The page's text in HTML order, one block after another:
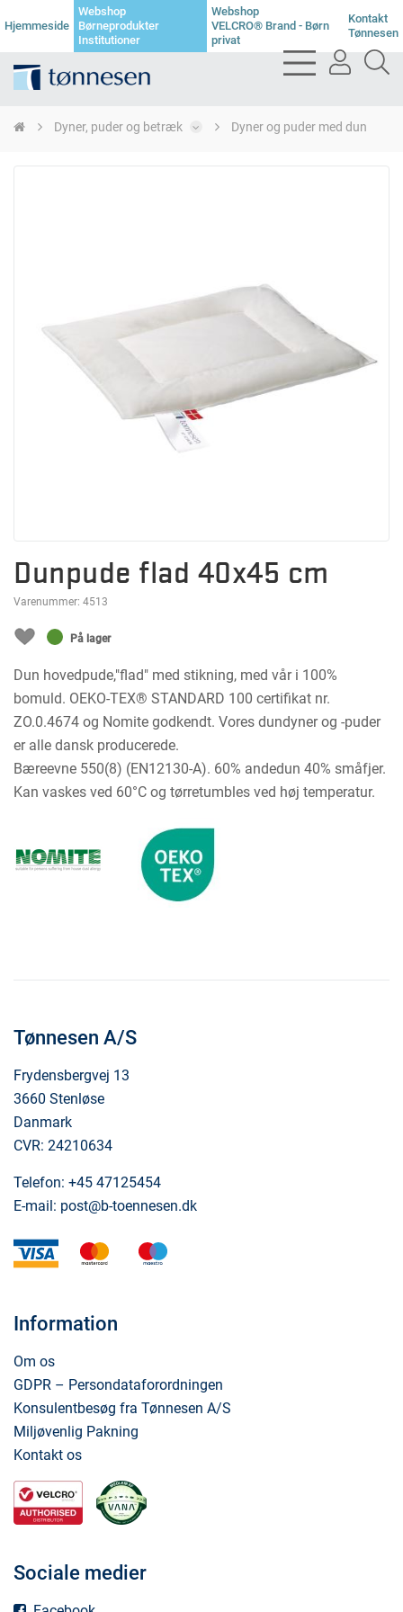
Hjemmeside
Webshop
Børneprodukter
Institutioner
Webshop
VELCRO® Brand - Børn
privat
Kontakt
Tønnesen
bars
light
user
Dyner, puder og betræk Dyner og puder med dun
Dunpude flad 40x45 cm
Varenummer: 4513
På lager
Dun hovedpude,"flad" med stikning, med vår i 100%
bomuld. OEKO-TEX® STANDARD 100 certifikat nr.
ZO.0.4674 og Nomite godkendt. Vores dundyner og -puder
er alle dansk producerede.
Bæreevne 550(8) (EN12130-A). 60% andedun 40% småfjer.
Kan vaskes ved 60°C og tørretumbles ved høj temperatur.
Tønnesen A/S
Frydensbergvej 13
3660 Stenløse
Danmark
CVR: 24210634
Telefon: +45 47125454
E-mail: post@b-toennesen.dk
visa mastercard
Information
Om os
GDPR – Persondataforordningen
Konsulentbesøg fra Tønnesen A/S
Miljøvenlig Pakning
Kontakt os
Sociale medier